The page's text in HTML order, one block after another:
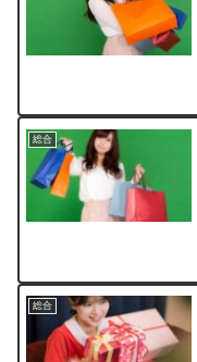
総合
総合